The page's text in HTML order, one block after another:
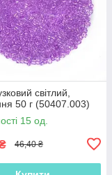
світлий,
50 г (50407.003)
15 од.
46,40 ₴